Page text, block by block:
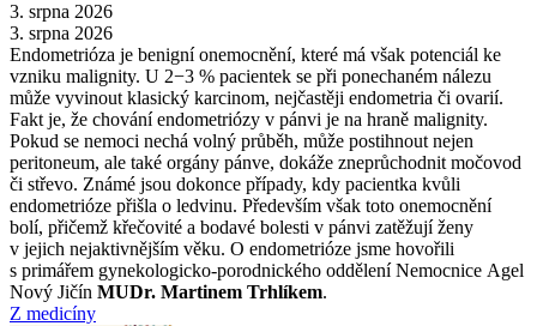
3. srpna 2026
3. srpna 2026
Endometrióza je benigní onemocnění, které má však potenciál ke
vzniku malignity. U 2−3 % pacientek se při ponechaném nálezu
může vyvinout klasický karcinom, nejčastěji endometria či ovarií.
Fakt je, že chování endometriózy v pánvi je na hraně malignity.
Pokud se nemoci nechá volný průběh, může postihnout nejen
peritoneum, ale také orgány pánve, dokáže zneprůchodnit močovod
či střevo. Známé jsou dokonce případy, kdy pacientka kvůli
endometrióze přišla o ledvinu. Především však toto onemocnění
bolí, přičemž křečovité a bodavé bolesti v pánvi zatěžují ženy
v jejich nejaktivnějším věku. O endometrióze jsme hovořili
s primářem gynekologicko-porodnického oddělení Nemocnice Agel
Nový Jičín MUDr. Martinem Trhlíkem.
Z medicíny